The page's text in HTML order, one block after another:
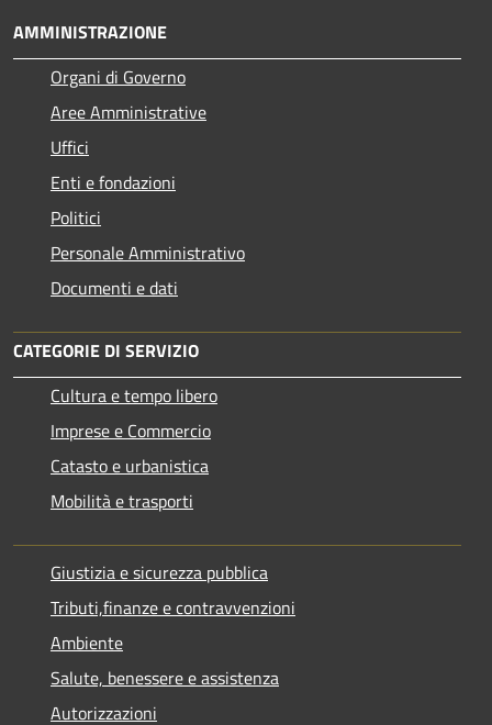
AMMINISTRAZIONE
Organi di Governo
Aree Amministrative
Uffici
Enti e fondazioni
Politici
Personale Amministrativo
Documenti e dati
CATEGORIE DI SERVIZIO
Cultura e tempo libero
Imprese e Commercio
Catasto e urbanistica
Mobilità e trasporti
Giustizia e sicurezza pubblica
Tributi,finanze e contravvenzioni
Ambiente
Salute, benessere e assistenza
Autorizzazioni